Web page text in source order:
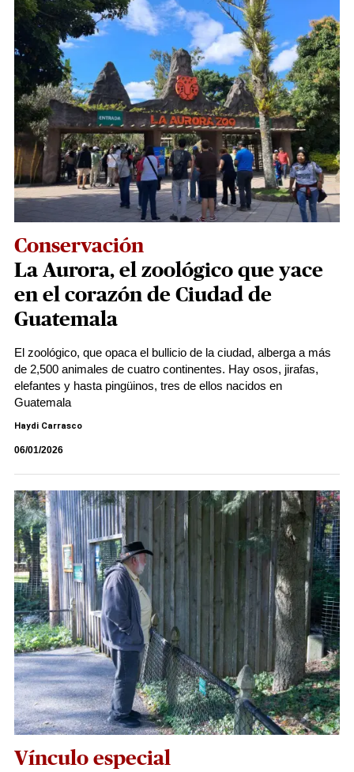
Conservación
La Aurora, el zoológico que yace
en el corazón de Ciudad de
Guatemala
El zoológico, que opaca el bullicio de la ciudad, alberga a más
de 2,500 animales de cuatro continentes. Hay osos, jirafas,
elefantes y hasta pingüinos, tres de ellos nacidos en
Guatemala
Haydi Carrasco
06/01/2026
Vínculo especial